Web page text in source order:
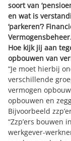
soort van
en wat is
‘parkeren’?
Hoe kijk jij aan
opbouwen van
“Je moet hierbij
verschillende
vermogen
opbouwen en
Bijvoorbeeld
“Zzp’ers bouwen
werkgever-